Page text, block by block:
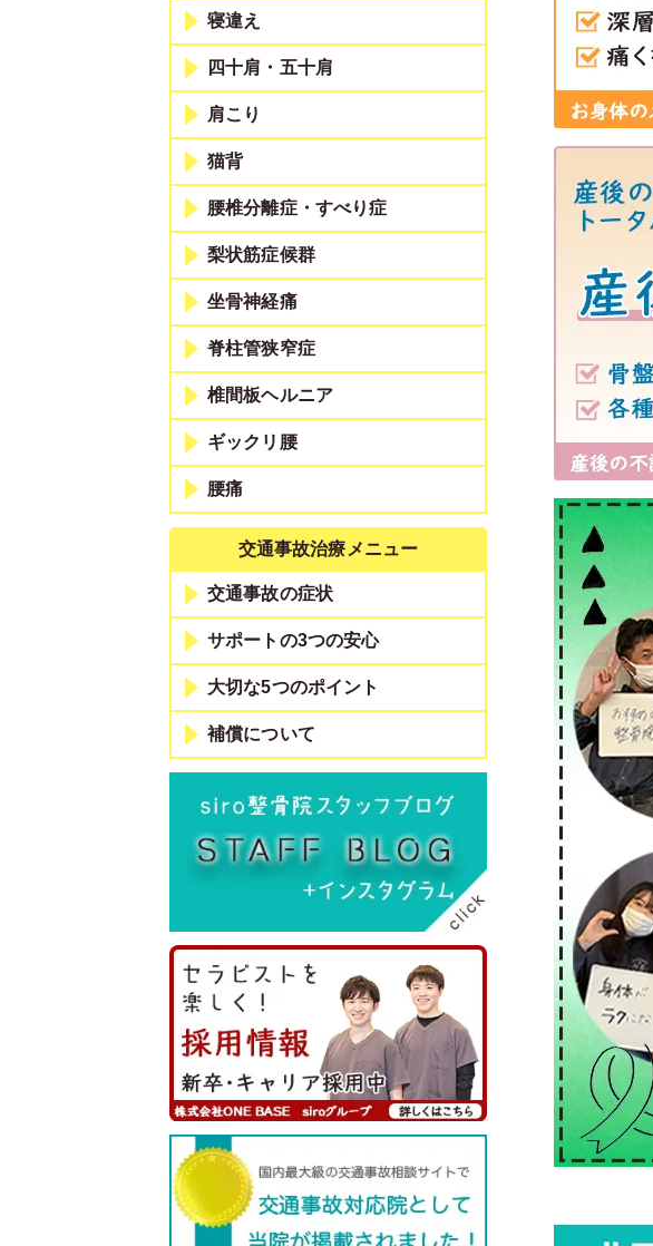
寝違え
四十肩・五十肩
肩こり
猫背
腰椎分離症・すべり症
梨状筋症候群
坐骨神経痛
脊柱管狭窄症
椎間板ヘルニア
ギックリ腰
腰痛
交通事故治療メニュー
交通事故の症状
サポートの3つの安心
大切な5つのポイント
補償について